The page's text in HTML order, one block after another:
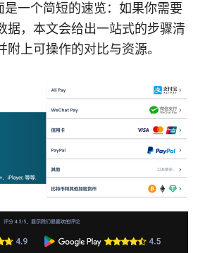
一个简短的速览：如果你需要
据，本文会给出一站式的步骤清
附上可操作的对比与资源。